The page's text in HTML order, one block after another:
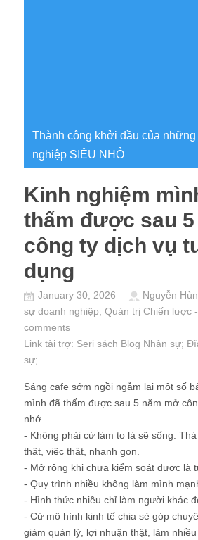
Thành công khởi đầu của những
nghiệp SIÊU NHỎ
Kinh nghiệm
thấm được sau
công ty dịch vụ
dụng
January 30, 2026 Nguyễn
sự doanh nghiệp Quản trị Chiến lược
comments
Link tài trợ: Seri sách Blog Nhân sự;
sự;
Sáng cafe sớm ngồi ngẫm lại một số
mình đã thấm được sau 5 năm mở
nhớ.
- Không phải cứ làm to là sẽ sống.
thật, việc thật, nhanh gọn.
- Mở rộng khi chưa kiểm soát được là
- Quy trình nhiều không làm mình
- Hình thức nhiều chỉ làm người khác
- Cứ mô hình kinh tế chia sẻ góp
giảm quản lý, lợi nhuận thật, làm